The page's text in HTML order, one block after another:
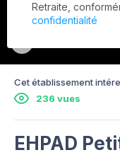
Cet établissement
236 vues
EHPAD
Retraite,
confidentialité